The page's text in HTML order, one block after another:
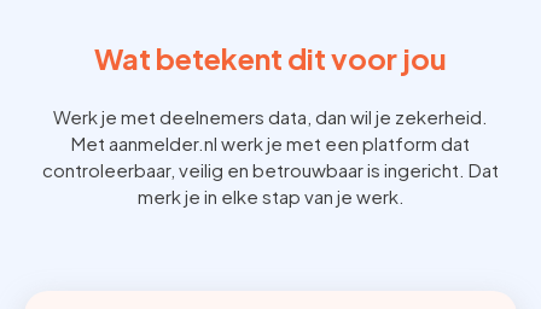
Wat betekent dit voor jou
Werk je met deelnemers data, dan wil je zekerheid.
Met aanmelder.nl werk je met een platform dat
controleerbaar, veilig en betrouwbaar is ingericht. Dat
merk je in elke stap van je werk.